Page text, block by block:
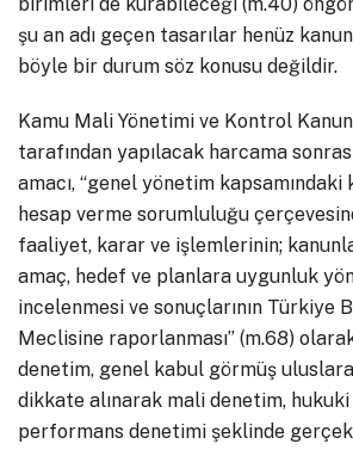
birimleri de kurabileceği (m.40)
şu an adı geçen tasarılar henüz
böyle bir durum söz konusu değildir.
Kamu Mali Yönetimi ve Kontrol
tarafından yapılacak harcama
amacı, “genel yönetim
hesap verme sorumluluğu
faaliyet, karar ve işlemlerinin;
amaç, hedef ve planlara uygunluk
incelenmesi ve sonuçlarının Türkiye
Meclisine raporlanması” (m.68)
denetim, genel kabul görmüş
dikkate alınarak mali denetim,
performans denetimi şeklinde